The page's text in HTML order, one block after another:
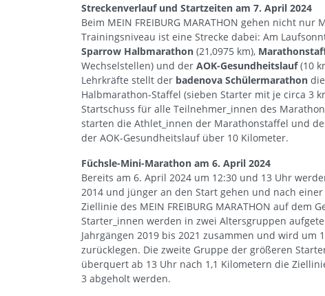
Streckenverlauf und Startzeiten am 7. April 2024
Beim MEIN FREIBURG MARATHON gehen nicht
Trainingsniveau ist eine Strecke dabei: Am
Sparrow Halbmarathon (21,0975 km),
Wechselstellen) und der AOK-Gesundheitslauf(10
Lehrkräfte stellt der badenova Schülermarathon
Halbmarathon-Staffel (sieben Starter mit je circa 3
Startschuss für alle Teilnehmer_innen des
starten die Athlet_innen der Marathonstaffel und
der AOK-Gesundheitslauf über 10 Kilometer.
Füchsle-Mini-Marathon am 6. April 2024
Bereits am 6. April 2024 um 12:30 und 13 Uhr
2014 und jünger an den Start gehen und nach
Ziellinie des MEIN FREIBURG MARATHON auf
Starter_innen werden in zwei Altersgruppen
Jahrgängen 2019 bis 2021 zusammen und wird um
zurücklegen. Die zweite Gruppe der größeren
überquert ab 13 Uhr nach 1,1 Kilometern die
3 abgeholt werden.